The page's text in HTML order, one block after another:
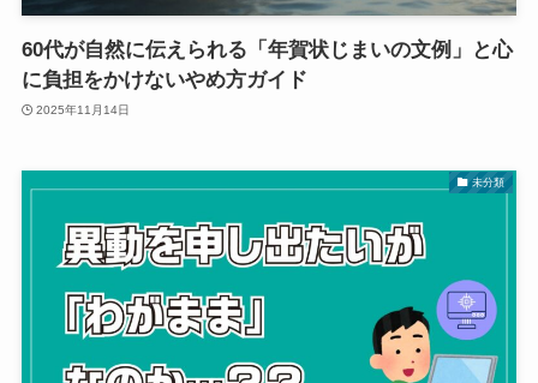
60代が自然に伝えられる「年賀状じまいの文例」と心
に負担をかけないやめ方ガイド
2025年11月14日
未分類